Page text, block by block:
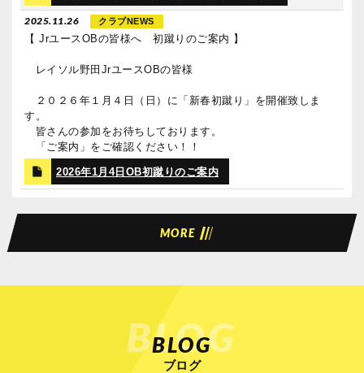
2025.11.26 クラブNEWS
【 JrユースOBの皆様へ 初蹴りのご案内 】
レイソル野田JrユースOBの皆様
２０２６年１月４日（日）に「新春初蹴り」を開催致しま
す。
皆さんの参加をお待ちしております。
「ご案内」をご確認ください！！
2026年1月4日OB初蹴りのご案内
MORE
BLOG
BLOG
ブログ